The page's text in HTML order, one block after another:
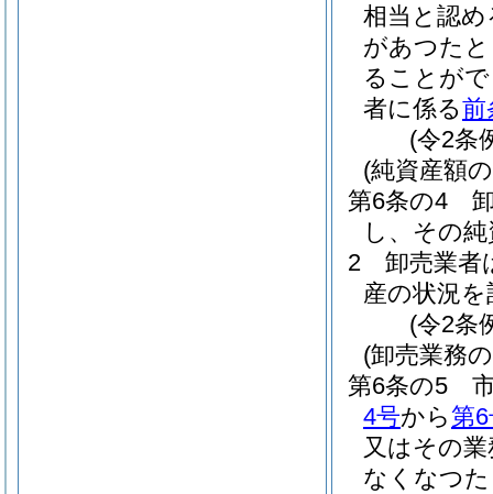
相当と認
があつた
ることが
者に係る前
(令2条
(純資産額
第6条の4
し、その
2
卸売業者
産の状況
(令2条
(卸売業務
第6条の5
4号から第
又はその
なくなつ